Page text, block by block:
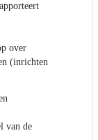
over
(inrichten
van de